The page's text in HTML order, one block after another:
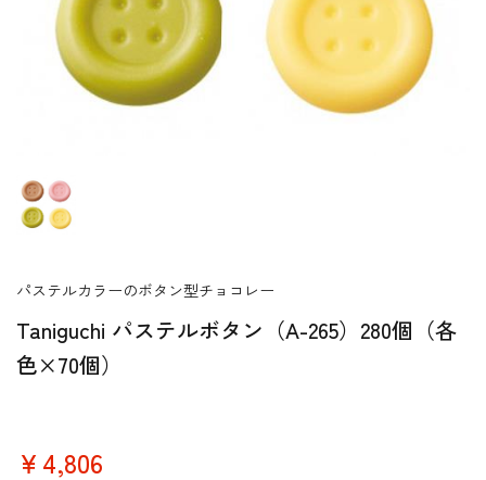
Taniguchi パステルボタン（A-265）280個（各
色×70個）
パステルカラーのボタン型チョコレー
￥4,806